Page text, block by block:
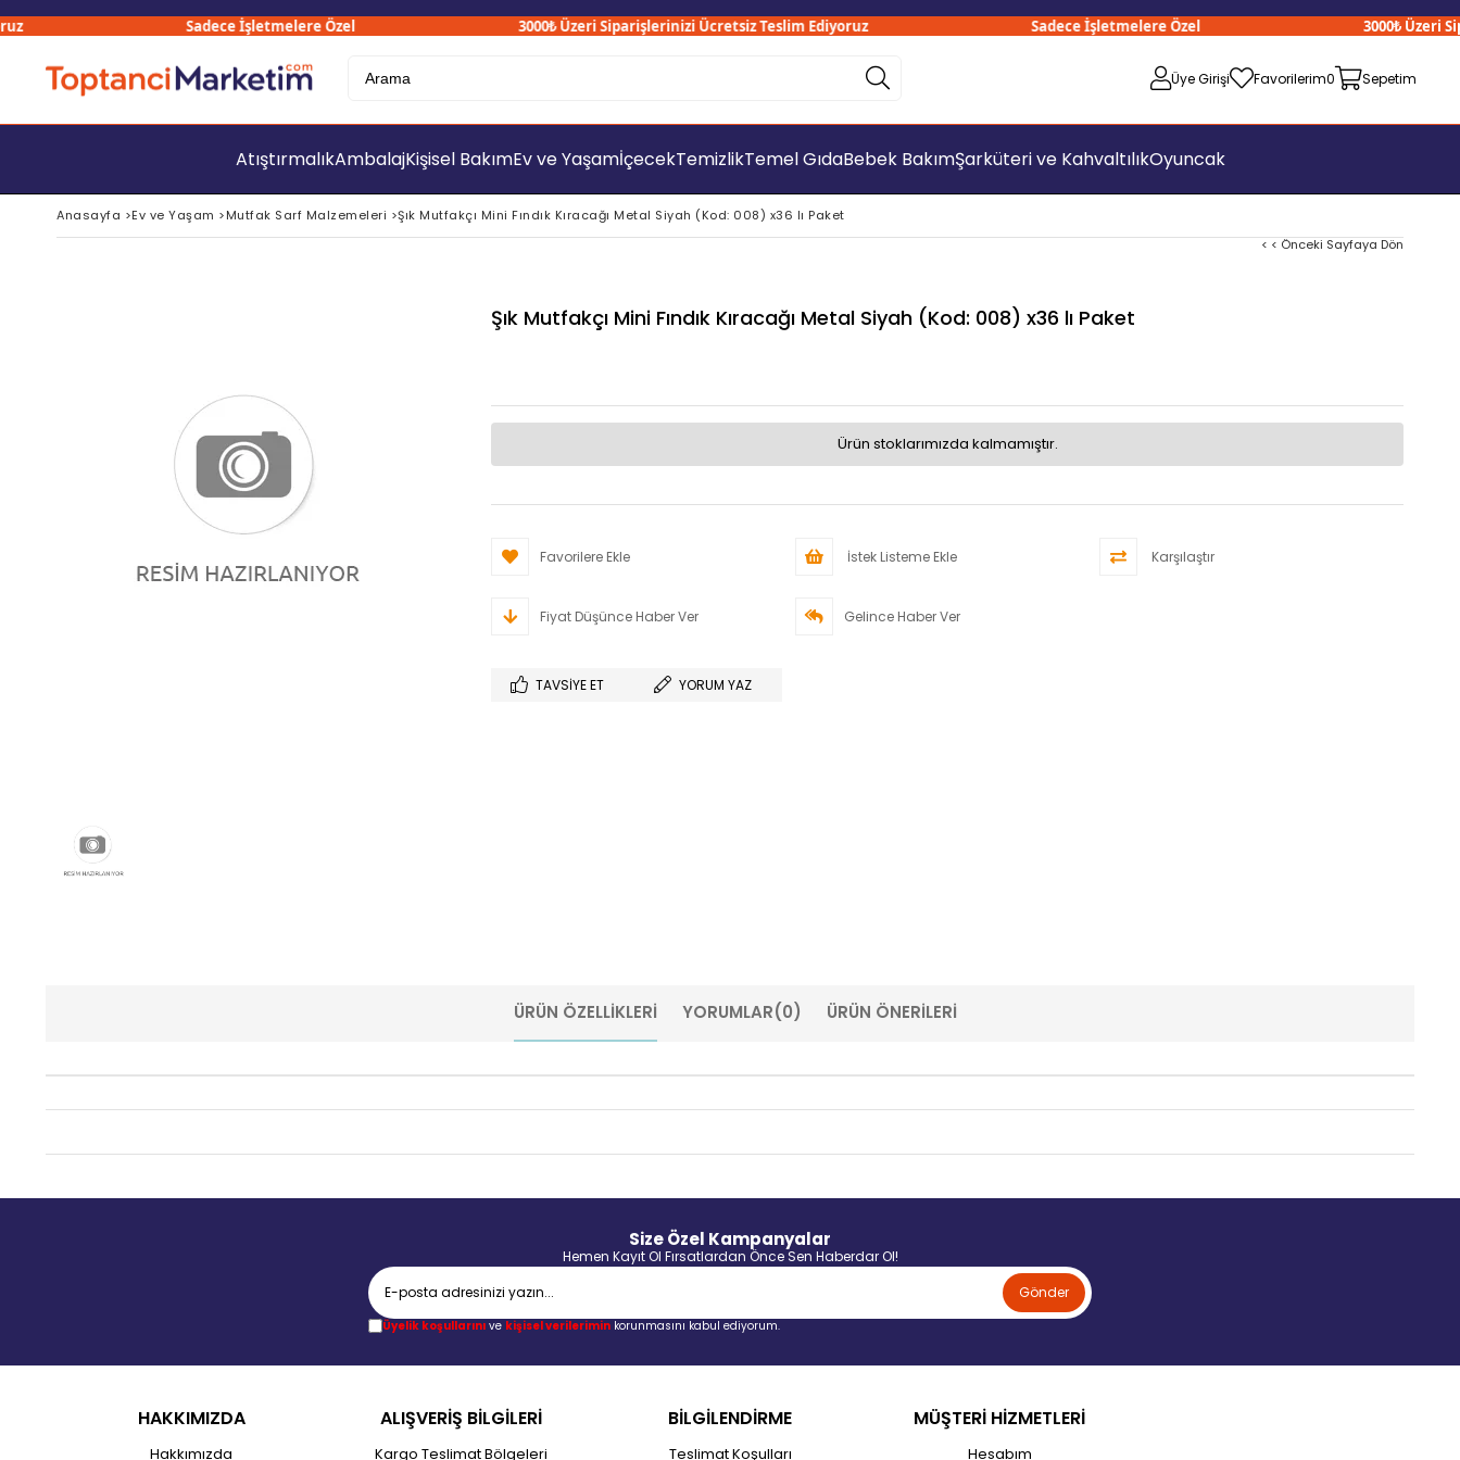
Sadece İşletmelere Özel 3000₺ Üzeri Siparişlerinizi Ücretsiz Teslim Ediyoruz Sadece İşletmelere Özel 3000₺ Üzeri
Üye Girişi Favorilerim0 Sepetim
AtıştırmalıkAmbalajKişisel BakımEv ve YaşamİçecekTemizlikTemel GıdaBebek BakımŞarküteri ve KahvaltılıkOyuncak
Anasayfa >Ev ve Yaşam >Mutfak Sarf Malzemeleri >Şık Mutfakçı Mini Fındık Kıracağı Metal Siyah (Kod: 008) x36 lı Paket
< < Önceki Sayfaya Dön
Şık Mutfakçı Mini Fındık Kıracağı Metal Siyah (Kod: 008) x36 lı Paket
Ürün stoklarımızda kalmamıştır.
Favorilere Ekle İstek Listeme Ekle Karşılaştır
Fiyat Düşünce Haber Ver Gelince Haber Ver
TAVSIYE ET YORUM YAZ
ÜRÜN ÖZELLIKLERI YORUMLAR(0) ÜRÜN ÖNERILERI
Size Özel Kampanyalar
Hemen Kayıt Ol Fırsatlardan Önce Sen Haberdar Ol!
Gönder
Üyelik koşullarınıve kişisel verileriminkorunmasını kabul ediyorum.
HAKKIMIZDA
Hakkımızda
ALIŞVERİŞ BİLGİLERİ
Kargo Teslimat Bölgeleri
BİLGİLENDİRME
Teslimat Koşulları
MÜŞTERİ HİZMETLERİ
Hesabım